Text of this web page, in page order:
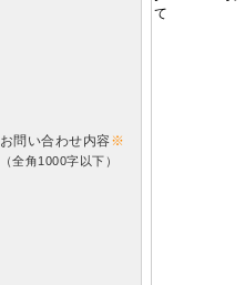
お問い合わせ内容※
（全角1000字以下）